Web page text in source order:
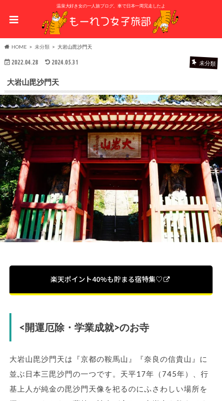
温泉大好き女の一人旅ブログ。車で日本一周完走したよ
HOME 未分類 大岩山毘沙門天
2022.04.28 2024.05.31 未分類
大岩山毘沙門天
楽天ポイント40%も貯まる宿特集♡
<開運厄除・学業成就>のお寺
大岩山毘沙門天は『京都の鞍馬山』『奈良の信貴山』に
並ぶ日本三毘沙門の一つです。天平17年（745年）、行
基上人が純金の毘沙門天像を祀るのにふさわしい場所を